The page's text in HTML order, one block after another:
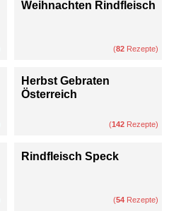
Weihnachten Rindfleisch
(82 Rezepte)
Herbst Gebraten
Österreich
(142 Rezepte)
Rindfleisch Speck
(54 Rezepte)